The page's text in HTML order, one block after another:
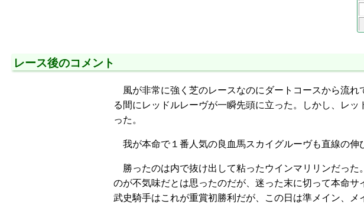
レース後のコメント
風が非常に強く芝のレースなのにダートコースから流
る間にレッドルレーヴが一瞬先頭に立った。しかし、レ
った。
我が本命で１番人気の良血馬スカイグルーヴも直線の伸
勝ったのは内で抜け出して粘ったウインマリリンだっ
のが不気味だとは思ったのだが、迷った末に切って本命
武史騎手はこれが重賞初勝利だが、この日は準メイン、メ